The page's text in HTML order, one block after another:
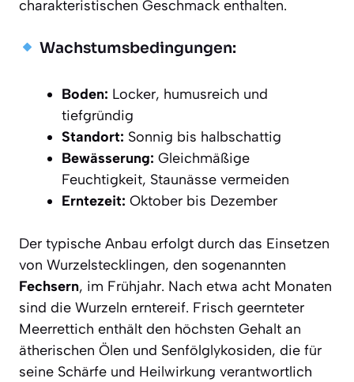
charakteristischen Geschmack enthalten.
Wachstumsbedingungen:
Boden: Locker, humusreich und
tiefgründig
Standort: Sonnig bis halbschattig
Bewässerung: Gleichmäßige
Feuchtigkeit, Staunässe vermeiden
Erntezeit: Oktober bis Dezember
Der typische Anbau erfolgt durch das Einsetzen
von Wurzelstecklingen, den sogenannten
Fechsern, im Frühjahr. Nach etwa acht Monaten
sind die Wurzeln erntereif. Frisch geernteter
Meerrettich enthält den höchsten Gehalt an
ätherischen Ölen und Senfölglykosiden, die für
seine Schärfe und Heilwirkung verantwortlich